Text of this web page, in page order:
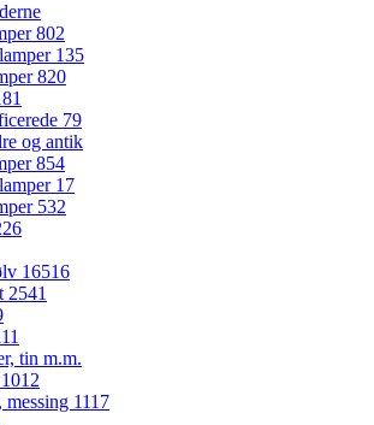
802
135
820
79
og antik
854
17
532
16516
2541
tin m.m.
1012
messing 1117